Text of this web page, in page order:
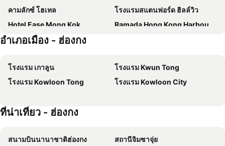
คามลักซ์ โฮเทล
โรงแรมสแตนฟอร์ด ฮิลล์วิว
Hotel Ease Mong Kok
Ramada Hong Kong Harbour View
Wharney Hotel
Disney Explorers Lodge
Ramada Hong Kong Grand View
โรงแรมรีกัล เกาลูน
โรงแรมแพนด้า
โรงแรมมาโคโปโลฮ่องกง
โรงแรมบีพี อินเตอร์เนชั่นแนล
Hotel COZi Harbour View
อำเภอเมือง - ฮ่องกง
โรงแรม เกาลูน
โรงแรม Kwun Tong
โรงแรม Kowloon Tong
โรงแรม Kowloon City
ที่น่าเที่ยว - ฮ่องกง
สนามบินนานาชาติฮ่องกง
สถานีจิมซาจุ่ย